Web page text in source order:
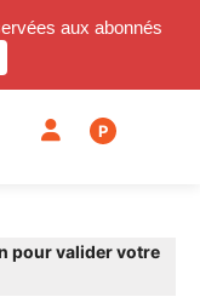
aux abonnés
P
pour valider votre